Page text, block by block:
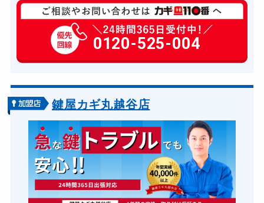
玄関カギ修理 6,600円～(税込)
玄関カギ作成 14,300円～(税込)
玄関カギ交換 14,300円～(税込)
金庫カギ開け
0120-525-004
鍵屋カギ丸越谷店